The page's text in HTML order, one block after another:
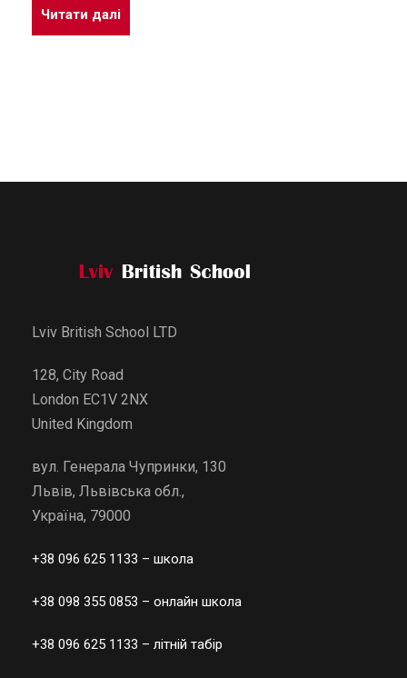
Читати далі
Lviv British School LTD
128, City Road
London EC1V 2NX
United Kingdom
вул. Генерала Чупринки, 130
Львів, Львівська обл.,
Україна, 79000
+38 096 625 1133 – школа
+38 098 355 0853 – онлайн школа
+38 096 625 1133 – літній табір